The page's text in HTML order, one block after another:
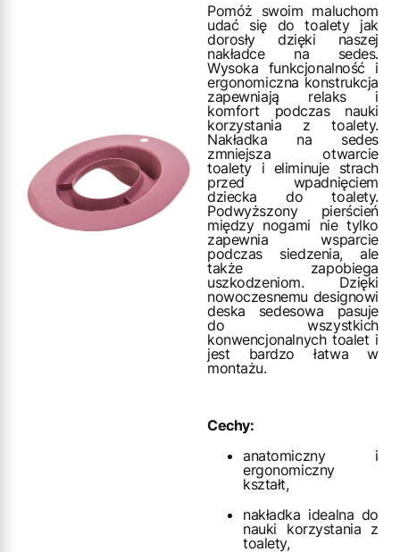
Pomóż swoim maluchom
udać się do toalety jak
dorosły dzięki naszej
nakładce na sedes.
Wysoka funkcjonalność i
ergonomiczna konstrukcja
zapewniają relaks i
komfort podczas nauki
korzystania z toalety.
Nakładka na sedes
zmniejsza otwarcie
toalety i eliminuje strach
przed wpadnięciem
dziecka do toalety.
Podwyższony pierścień
między nogami nie tylko
zapewnia wsparcie
podczas siedzenia, ale
także zapobiega
uszkodzeniom. Dzięki
nowoczesnemu designowi
deska sedesowa pasuje
do wszystkich
konwencjonalnych toalet i
jest bardzo łatwa w
montażu.
Cechy:
anatomiczny i
ergonomiczny
kształt,
nakładka idealna do
nauki korzystania z
toalety,